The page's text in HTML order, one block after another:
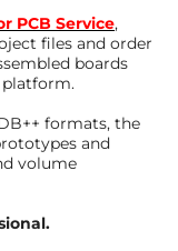
PCB Service,
files and order
boards
formats, the
and
volume